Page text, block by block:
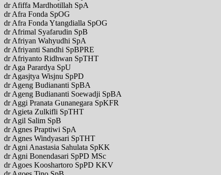
dr Afiffa Mardhotillah SpA
dr Afra Fonda SpOG
dr Afra Fonda Ytangdialla SpOG
dr Afrimal Syafarudin SpB
dr Afriyan Wahyudhi SpA
dr Afriyanti Sandhi SpBPRE
dr Afriyanto Ridhwan SpTHT
dr Aga Parardya SpU
dr Agasjtya Wisjnu SpPD
dr Ageng Budiananti SpBA
dr Ageng Budiananti Soewadji SpBA
dr Aggi Pranata Gunanegara SpKFR
dr Agieta Zulkifli SpTHT
dr Agil Salim SpB
dr Agnes Praptiwi SpA
dr Agnes Windyasari SpTHT
dr Agni Anastasia Sahulata SpKK
dr Agni Bonendasari SpPD MSc
dr Agoes Kooshartoro SpPD KKV